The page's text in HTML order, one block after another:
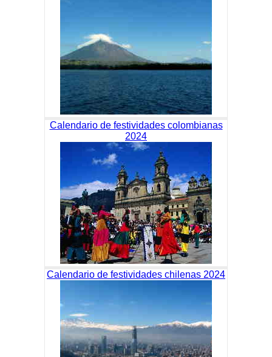
Calendario de festividades colombianas
2024
Calendario de festividades chilenas 2024